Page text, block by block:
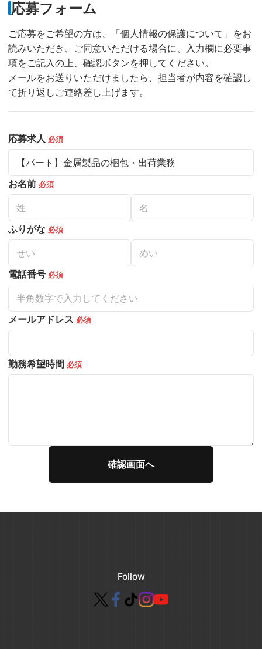
応募フォーム
ご応募をご希望の方は、「個人情報の保護について」をお
読みいただき、ご同意いただける場合に、入力欄に必要事
項をご記入の上、確認ボタンを押してください。
メールをお送りいただけましたら、担当者が内容を確認し
て折り返しご連絡差し上げます。
応募求人 必須
お名前 必須
ふりがな 必須
電話番号 必須
メールアドレス 必須
勤務希望時間 必須
Follow